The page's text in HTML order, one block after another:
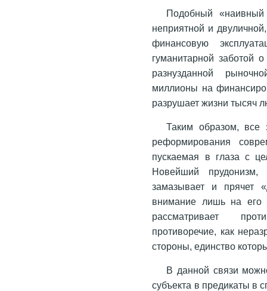
Подобный
неприятной и
финансовую
гуманитарной заботой
разнузданной
миллионы на
разрушает жизни тысяч
Таким образом, все
реформирования
пускаемая в глаза с
Новейший прудонизм,
замазывает и прячет
внимание лишь на его
рассматривает
противоречие, как
стороны, единство
В данной связи
субъекта в предикаты в